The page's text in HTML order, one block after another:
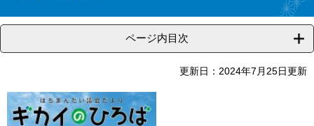
ページ内目次
更新日：2024年7月25日更新